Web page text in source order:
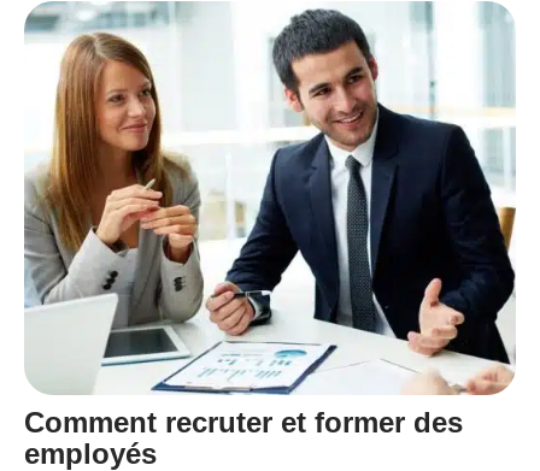
Comment recruter et former des
employés